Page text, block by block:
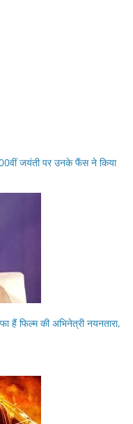
जयंती पर उनके फैंस ने किया
फिल्म की अभिनेत्री नयनतारा,